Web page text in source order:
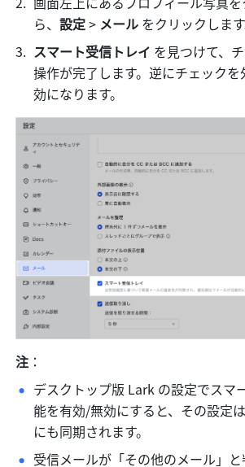
ら、設定 > メール をクリックします
スマート受信トレイ を見つけて、
操作が完了します。逆にチェック
効になります。
注 ：
デスクトップ版 Lark の設定でスマ
能を有効/無効にすると、その設定
にも同期されます。
受信メールが「その他のメール」と